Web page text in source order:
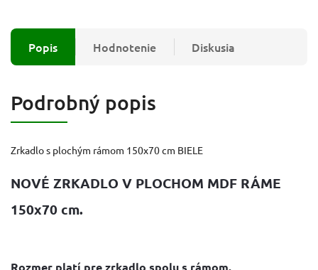
Popis Hodnotenie Diskusia
Podrobný popis
Zrkadlo s plochým rámom 150x70 cm BIELE
NOVÉ ZRKADLO V PLOCHOM MDF RÁME
150x70 cm.
Rozmer platí pre zrkadlo spolu s rámom.